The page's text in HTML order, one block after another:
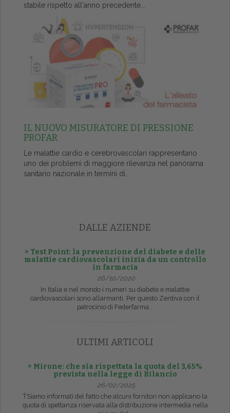
stabile rispetto all'anno precedente...
IL NUOVO MISURATORE DI PRESSIONE
PROFAR
Le malattie cardio e cerebrovascolari rappresentano
uno dei problemi di maggiore rilevanza nel panorama
sanitario nazionale in termini di...
DALLE AZIENDE
> Test Point: la prevenzione del diabete e delle
malattie cardiovascolari inizia da un controllo
in farmacia
26/10/2020
In Italia e nel mondo i numeri su diabete e malattie
cardiovascolari sono allarmanti. Per questo Zentiva con il
patrocinio di Federfarma...
ULTIMI ARTICOLI
> Mirone: che sia rispettata la quota del 3,65%
prevista nella legge di Bilancio
26/02/2025
ŤSiamo informati del fatto che alcuni fornitori non applicano la
quota di spettanza riservata alla distribuzione intermedia nella